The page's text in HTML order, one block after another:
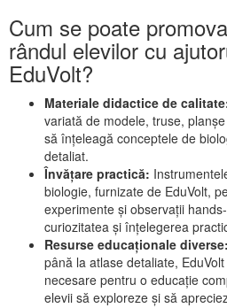
Cum se poate
rândul elevilor cu
EduVolt?
Materiale didactice de
variată de modele, truse,
să înțeleagă conceptele de
detaliat.
Învățare practică:
biologie, furnizate de EduVolt,
experimente și observații
curiozitatea și înțelegerea
Resurse educaționale diverse:
până la atlase detaliate,
necesare pentru o educație
elevii să exploreze și să